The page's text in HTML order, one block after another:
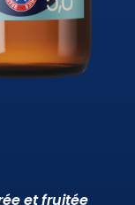
et fruitée